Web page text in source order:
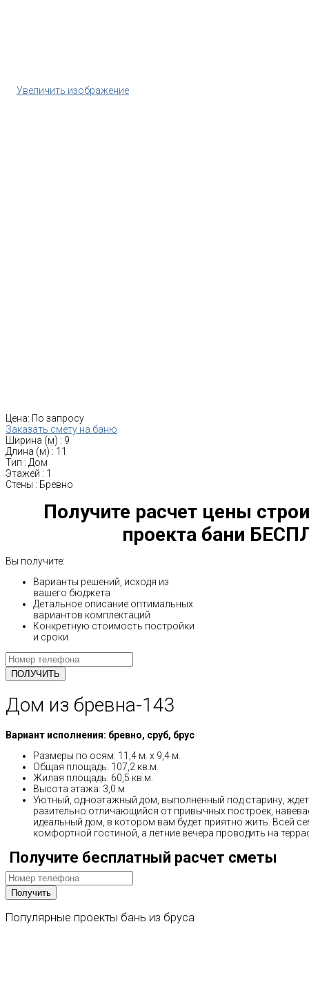
Увеличить изображение
Цена: По запросу
Заказать смету на баню
Ширина (м) : 9
Длина (м) : 11
Тип : Дом
Этажей : 1
Стены : Бревно
Получите расчет цены
проекта бани
Вы получите:
Варианты решений, исходя из
вашего бюджета
Детальное описание оптимальных
вариантов комплектаций
Конкретную стоимость постройки
и сроки
Дом из бревна-143
Вариант исполнения: бревно, сруб, брус
Размеры по осям: 11,4 м. x 9,4 м.
Общая площадь: 107,2 кв.м.
Жилая площадь: 60,5 кв.м.
Высота этажа: 3,0 м.
Уютный, одноэтажный дом, выполненный под старину,
разительно отличающийся от привычных построек,
идеальный дом, в котором вам будет приятно жить. Всей
комфортной гостиной, а летние вечера проводить на
Получите бесплатный расчет сметы
Популярные проекты бань из бруса